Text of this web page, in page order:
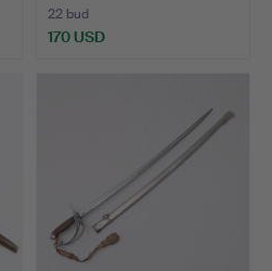
22 bud
170 USD